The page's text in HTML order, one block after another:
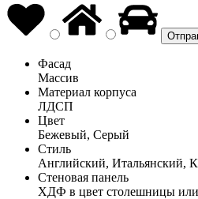
Фасад
Массив
Материал корпуса
ЛДСП
Цвет
Бежевый, Серый
Стиль
Английский, Итальянский,
Стеновая панель
ХДФ в цвет столешницы или